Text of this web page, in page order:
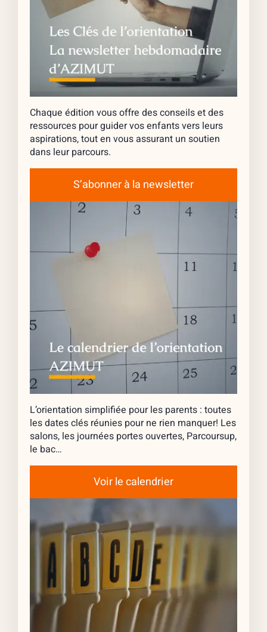
Chaque édition vous offre des conseils et des
ressources pour guider vos enfants vers leurs
aspirations, tout en vous assurant un soutien
dans leur parcours.
S’abonner à la newsletter
L’orientation simplifiée pour les parents : toutes
les dates clés réunies pour ne rien manquer! Les
salons, les journées portes ouvertes, Parcoursup,
le bac…
Voir le calendrier